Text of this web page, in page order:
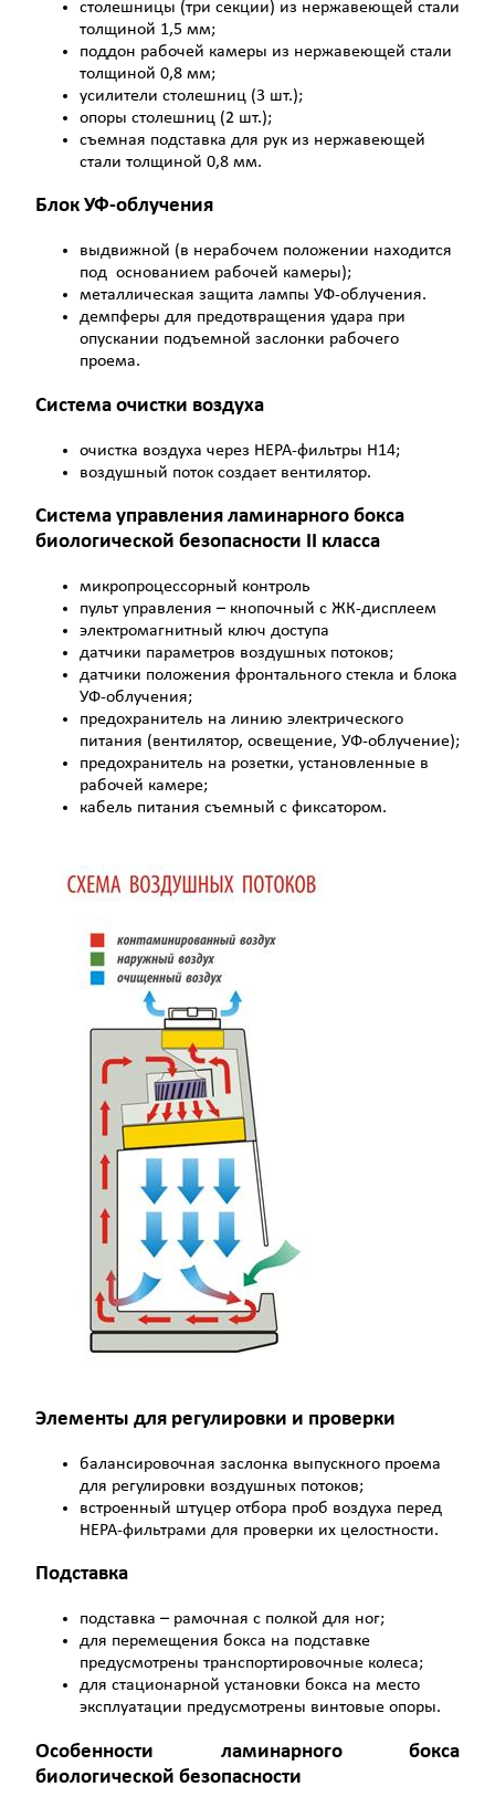
столешницы (три секции) из нержавеющей стали
толщиной 1,5 мм;
поддон рабочей камеры из нержавеющей стали
толщиной 0,8 мм;
усилители столешниц (3 шт.);
опоры столешниц (2 шт.);
съемная подставка для рук из нержавеющей
стали толщиной 0,8 мм.
Блок УФ-облучения
выдвижной (в нерабочем положении находится
под основанием рабочей камеры);
металлическая защита лампы УФ-облучения.
демпферы для предотвращения удара при
опускании подъемной заслонки рабочего
проема.
Система очистки воздуха
очистка воздуха через НЕРА-фильтры Н14;
воздушный поток создает вентилятор.
Система управления ламинарного бокса
биологической безопасности II класса
микропроцессорный контроль
пульт управления – кнопочный с ЖК-дисплеем
электромагнитный ключ доступа
датчики параметров воздушных потоков;
датчики положения фронтального стекла и блока
УФ-облучения;
предохранитель на линию электрического
питания (вентилятор, освещение, УФ-облучение);
предохранитель на розетки, установленные в
рабочей камере;
кабель питания съемный с фиксатором.
Элементы для регулировки и проверки
балансировочная заслонка выпускного проема
для регулировки воздушных потоков;
встроенный штуцер отбора проб воздуха перед
НЕРА-фильтрами для проверки их целостности.
Подставка
подставка – рамочная с полкой для ног;
для перемещения бокса на подставке
предусмотрены транспортировочные колеса;
для стационарной установки бокса на место
эксплуатации предусмотрены винтовые опоры.
Особенности ламинарного бокса
биологической безопасности